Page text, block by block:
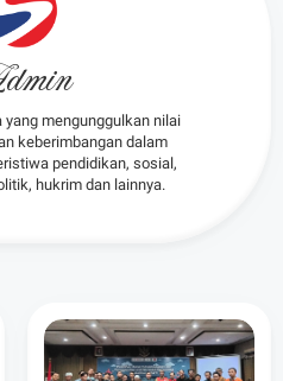
yang mengunggulkan nilai
keberimbangan dalam
pendidikan, sosial,
hukrim dan lainnya.